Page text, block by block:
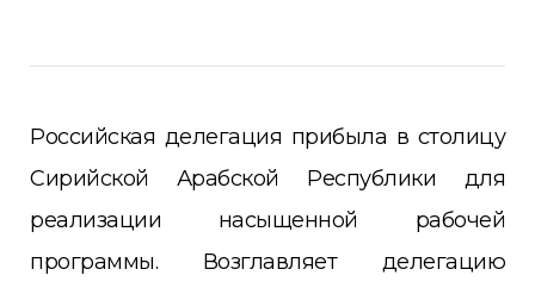
Российская делегация прибыла в столицу
Сирийской Арабской Республики для
реализации насыщенной рабочей
программы. Возглавляет делегацию